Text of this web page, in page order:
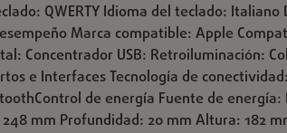
QWERTY Idioma del teclado:
Marca compatible: Apple
Concentrador USB: Retroiluminación:
e Interfaces Tecnología de
de energía Fuente de energía:
mm Profundidad: 20 mm Altura: 182